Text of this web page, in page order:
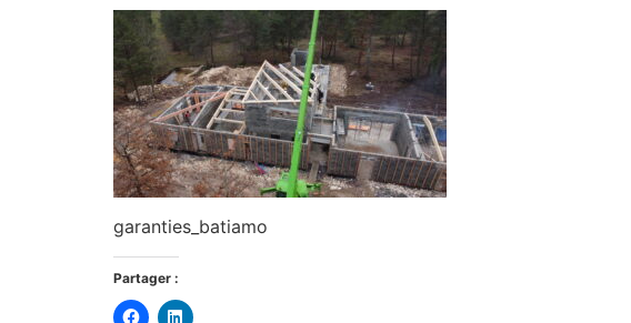
garanties_batiamo
Partager :
CliquezCliquez